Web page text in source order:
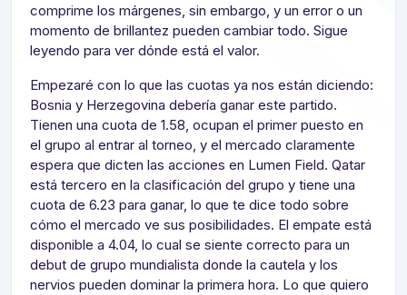
comprime los márgenes, sin embargo, y un error o un
momento de brillantez pueden cambiar todo. Sigue
leyendo para ver dónde está el valor.
Empezaré con lo que las cuotas ya nos están diciendo:
Bosnia y Herzegovina debería ganar este partido.
Tienen una cuota de 1.58, ocupan el primer puesto en
el grupo al entrar al torneo, y el mercado claramente
espera que dicten las acciones en Lumen Field. Qatar
está tercero en la clasificación del grupo y tiene una
cuota de 6.23 para ganar, lo que te dice todo sobre
cómo el mercado ve sus posibilidades. El empate está
disponible a 4.04, lo cual se siente correcto para un
debut de grupo mundialista donde la cautela y los
nervios pueden dominar la primera hora. Lo que quiero